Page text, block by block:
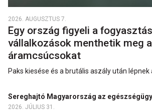
2026. AUGUSZTUS 7.
Egy ország figyeli a
vállalkozások menthetik meg
áramcsúcsokat
Paks kiesése és a brutális aszály után lépnek
Sereghajtó Magyarország az
2026. JÚLIUS 31.